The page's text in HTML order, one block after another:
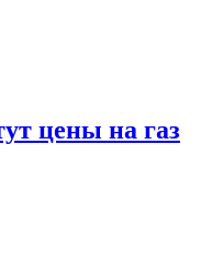
цены на газ